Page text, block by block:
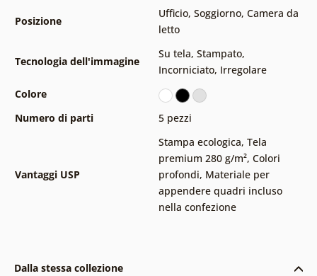
Posizione
Ufficio, Soggiorno, Camera da
letto
Tecnologia dell'immagine
Su tela, Stampato,
Incorniciato, Irregolare
Colore
Numero di parti
5 pezzi
Vantaggi USP
Stampa ecologica, Tela
premium 280 g/m², Colori
profondi, Materiale per
appendere quadri incluso
nella confezione
Dalla stessa collezione